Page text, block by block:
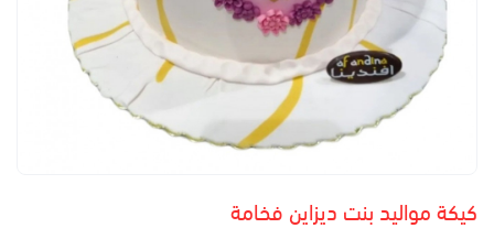
كيكة مواليد بنت ديزاين فخامة